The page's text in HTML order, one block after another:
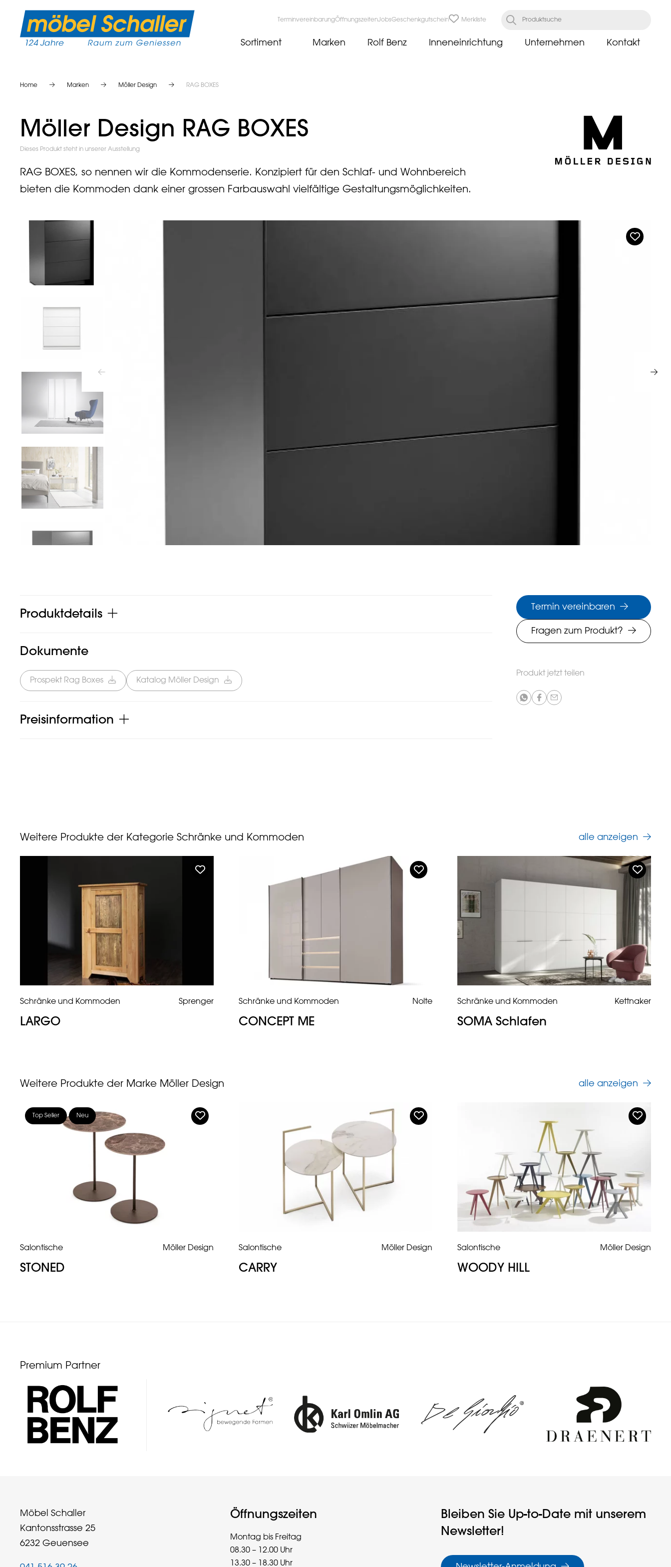
TerminvereinbarungÖffnungszeitenJobsGeschenkgutschein Merkliste
Sortiment Marken Rolf Benz Inneneinrichtung Unternehmen Kontakt
Home Marken Möller Design RAG BOXES
Möller Design RAG BOXES
Dieses Produkt steht in unserer Ausstellung
RAG BOXES, so nennen wir die Kommodenserie. Konzipiert für den Schlaf- und Wohnbereich
bieten die Kommoden dank einer grossen Farbauswahl vielfältige Gestaltungsmöglichkeiten.
Termin vereinbaren
Fragen zum Produkt?
Produktdetails
Dokumente
Prospekt Rag Boxes Katalog Möller Design
Preisinformation
Produkt jetzt teilen
Weitere Produkte der Kategorie Schränke und Kommoden alle anzeigen
Schränke und Kommoden Sprenger
LARGO
Schränke und Kommoden Nolte
CONCEPT ME
Schränke und Kommoden Kettnaker
SOMA Schlafen
Weitere Produkte der Marke Möller Design alle anzeigen
Top Seller Neu
Salontische Möller Design
STONED
Salontische Möller Design
CARRY
Salontische Möller Design
WOODY HILL
Premium Partner
Möbel Schaller
Kantonsstrasse 25
6232 Geuensee
Öffnungszeiten
Montag bis Freitag
08.30 – 12.00 Uhr
13.30 – 18.30 Uhr
Bleiben Sie Up-to-Date mit unserem
Newsletter!